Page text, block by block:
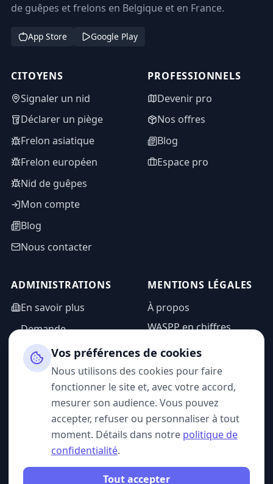
de guêpes et frelons en Belgique et en France.
App Store Google Play
CITOYENS
Signaler un nid
Déclarer un piège
Frelon asiatique
Frelon européen
Nid de guêpes
Mon compte
Blog
Nous contacter
PROFESSIONNELS
Devenir pro
Nos offres
Blog
Espace pro
ADMINISTRATIONS
En savoir plus
Demande
d'information
Espace admin
MENTIONS LÉGALES
À propos
WASPP en chiffres
Mentions légales
Politique de
confidentialité
CGU
SUIVEZ-NOUS
Vos préférences de cookies
Nous utilisons des cookies pour faire
fonctionner le site et, avec votre accord,
mesurer son audience. Vous pouvez
accepter, refuser ou personnaliser à tout
moment. Détails dans notre politique de
confidentialité.
Tout accepter